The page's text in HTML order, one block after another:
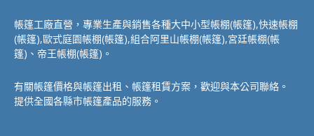
帳篷工廠直營，專業生產與銷售各種大中小型帳棚(帳篷),快速帳棚
(帳篷),歐式庭園帳棚(帳篷),組合阿里山帳棚(帳篷),宮廷帳棚(帳
篷)、帝王帳棚(帳篷)。
有關帳篷價格與帳篷出租、帳篷租賃方案，歡迎與本公司聯絡。
提供全國各縣市帳篷產品的服務。